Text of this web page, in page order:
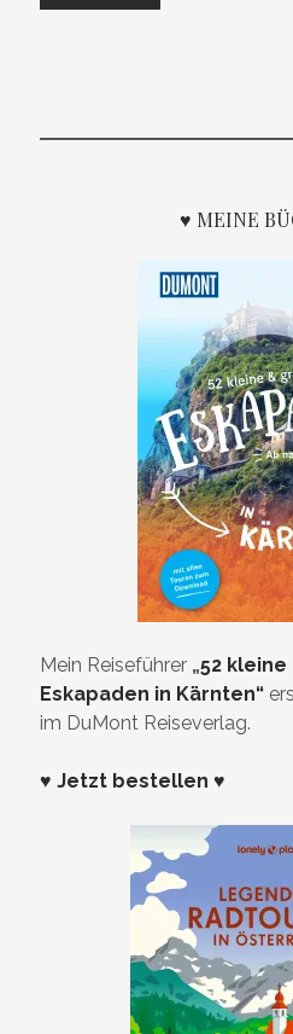
♥ MEINE
Mein Reiseführer „52
Eskapaden in Kärnten“
im DuMont Reiseverlag.
♥ Jetzt bestellen ♥